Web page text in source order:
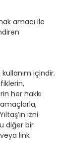
amacı ile
kullanım içindir.
her hakkı
izni
diğer bir
link